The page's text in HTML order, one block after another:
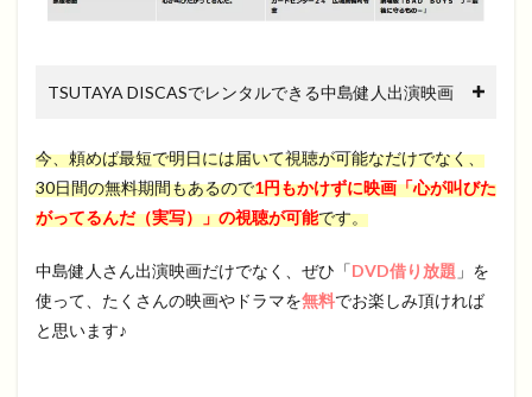
TSUTAYA DISCASでレンタルできる中島健人出演映画
今、頼めば最短で明日には届いて視聴が可能なだけでなく、
30日間の無料期間もあるので1円もかけずに映画「心が叫びた
がってるんだ（実写）」の視聴が可能です。
中島健人さん出演映画だけでなく、ぜひ「DVD借り放題 」を
使って、たくさんの映画やドラマを無料でお楽しみ頂ければ
と思います♪